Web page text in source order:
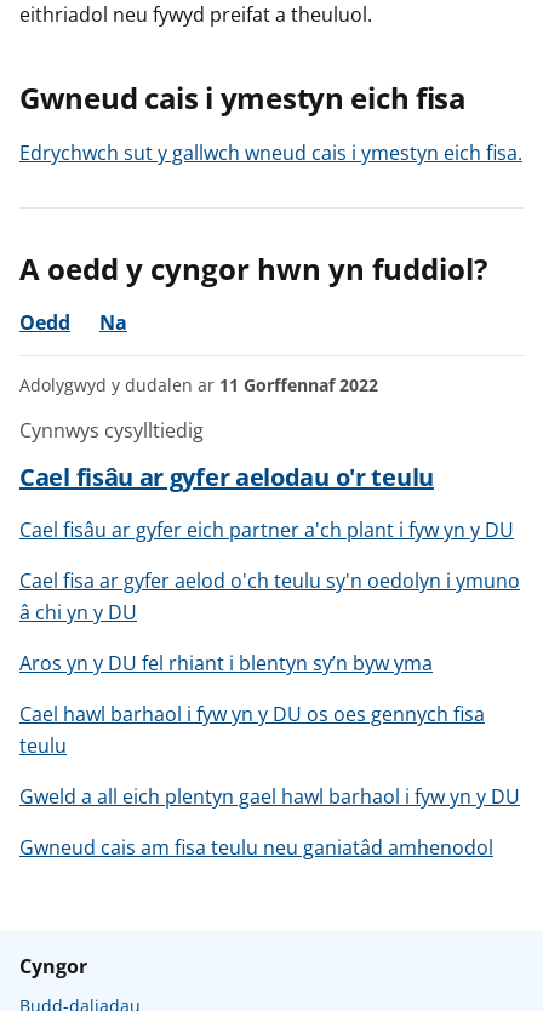
eithriadol neu fywyd preifat a theuluol.
Gwneud cais i ymestyn eich fisa
Edrychwch sut y gallwch wneud cais i ymestyn eich fisa.
A oedd y cyngor hwn yn fuddiol?
Oedd Na
Adolygwyd y dudalen ar 11 Gorffennaf 2022
Cynnwys cysylltiedig
Cael fisâu ar gyfer aelodau o'r teulu
Cael fisâu ar gyfer eich partner a'ch plant i fyw yn y DU
Cael fisa ar gyfer aelod o'ch teulu sy'n oedolyn i ymuno
â chi yn y DU
Aros yn y DU fel rhiant i blentyn sy’n byw yma
Cael hawl barhaol i fyw yn y DU os oes gennych fisa
teulu
Gweld a all eich plentyn gael hawl barhaol i fyw yn y DU
Gwneud cais am fisa teulu neu ganiatâd amhenodol
Cyngor
Budd-daliadau